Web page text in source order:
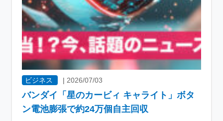
ビジネス | 2026/07/03
バンダイ「星のカービィ キャライト」ボタ
ン電池膨張で約24万個自主回収